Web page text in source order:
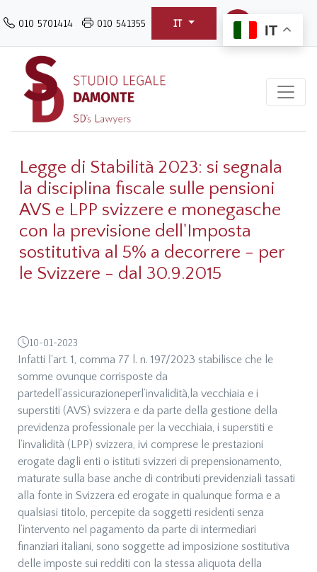
al
contenuto
principale
010 5701414 010 541355 IT IT
Legge di Stabilità 2023: si segnala
la disciplina fiscale sulle pensioni
AVS e LPP svizzere e monegasche
con la previsione dell'Imposta
sostitutiva al 5% a decorrere - per
le Svizzere - dal 30.9.2015
10-01-2023
Infatti l'art. 1, comma 77 l. n. 197/2023 stabilisce che le
somme ovunque corrisposte da
partedell’assicurazioneperl’invalidità,la vecchiaia e i
superstiti (AVS) svizzera e da parte della gestione della
previdenza professionale per la vecchiaia, i superstiti e
l’invalidità (LPP) svizzera, ivi comprese le prestazioni
erogate dagli enti o istituti svizzeri di prepensionamento,
maturate sulla base anche di contributi previdenziali tassati
alla fonte in Svizzera ed erogate in qualunque forma e a
qualsiasi titolo, percepite da soggetti residenti senza
l’intervento nel pagamento da parte di intermediari
finanziari italiani, sono soggette ad imposizione sostitutiva
delle imposte sui redditi con la stessa aliquota della